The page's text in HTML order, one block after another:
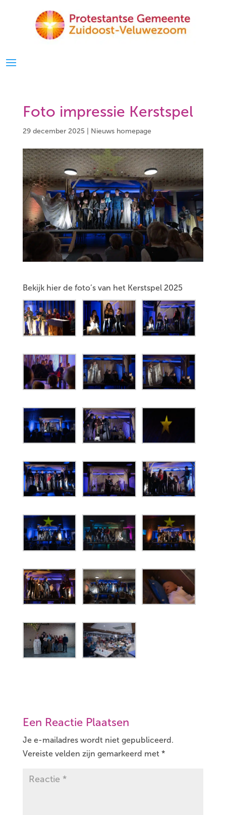
Foto impressie Kerstspel
29 december 2025 Nieuws homepage
Bekijk hier de foto’s van het Kerstspel 2025
Een Reactie Plaatsen
Je e-mailadres wordt niet gepubliceerd.
Vereiste velden zijn gemarkeerd met *